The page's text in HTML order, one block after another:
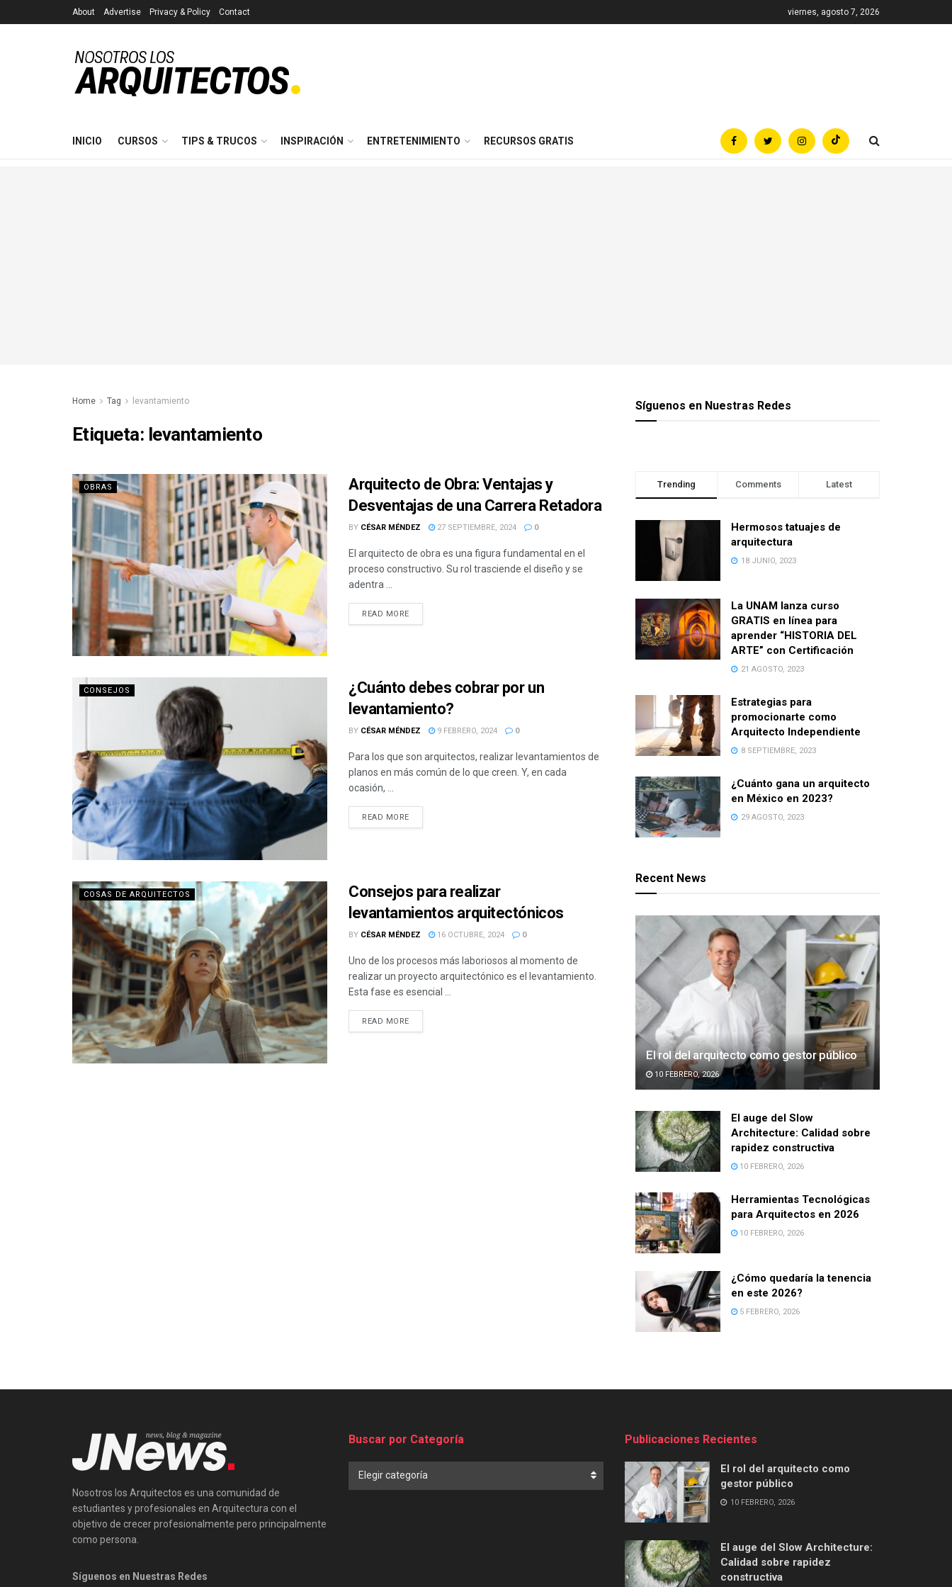
About Advertise Privacy & Policy Contact viernes, agosto 7, 2026
INICIO CURSOS TIPS & TRUCOS INSPIRACIÓN ENTRETENIMIENTO RECURSOS GRATIS
Home Tag levantamiento
Etiqueta: levantamiento
OBRAS
Arquitecto de Obra: Ventajas y
Desventajas de una Carrera Retadora
BY CÉSAR MÉNDEZ 27 SEPTIEMBRE, 2024 0
El arquitecto de obra es una figura fundamental en el
proceso constructivo. Su rol trasciende el diseño y se
adentra ...
READ MORE
CONSEJOS
¿Cuánto debes cobrar por un
levantamiento?
BY CÉSAR MÉNDEZ 9 FEBRERO, 2024 0
Para los que son arquitectos, realizar levantamientos de
planos en más común de lo que creen. Y, en cada
ocasión, ...
READ MORE
COSAS DE ARQUITECTOS
Consejos para realizar
levantamientos arquitectónicos
BY CÉSAR MÉNDEZ 16 OCTUBRE, 2024 0
Uno de los procesos más laboriosos al momento de
realizar un proyecto arquitectónico es el levantamiento.
Esta fase es esencial ...
READ MORE
Síguenos en Nuestras Redes
Trending Comments Latest
Hermosos tatuajes de
arquitectura
18 JUNIO, 2023
La UNAM lanza curso
GRATIS en línea para
aprender “HISTORIA DEL
ARTE” con Certificación
21 AGOSTO, 2023
Estrategias para
promocionarte como
Arquitecto Independiente
8 SEPTIEMBRE, 2023
¿Cuánto gana un arquitecto
en México en 2023?
29 AGOSTO, 2023
Recent News
El rol del arquitecto como gestor público
10 FEBRERO, 2026
El auge del Slow
Architecture: Calidad sobre
rapidez constructiva
10 FEBRERO, 2026
Herramientas Tecnológicas
para Arquitectos en 2026
10 FEBRERO, 2026
¿Cómo quedaría la tenencia
en este 2026?
5 FEBRERO, 2026
Nosotros los Arquitectos es una comunidad de
estudiantes y profesionales en Arquitectura con el
objetivo de crecer profesionalmente pero principalmente
como persona.
Síguenos en Nuestras Redes
Buscar por Categoría
Buscar
Elegir categoría
Publicaciones Recientes
El rol del arquitecto como
gestor público
10 FEBRERO, 2026
El auge del Slow Architecture:
Calidad sobre rapidez
constructiva